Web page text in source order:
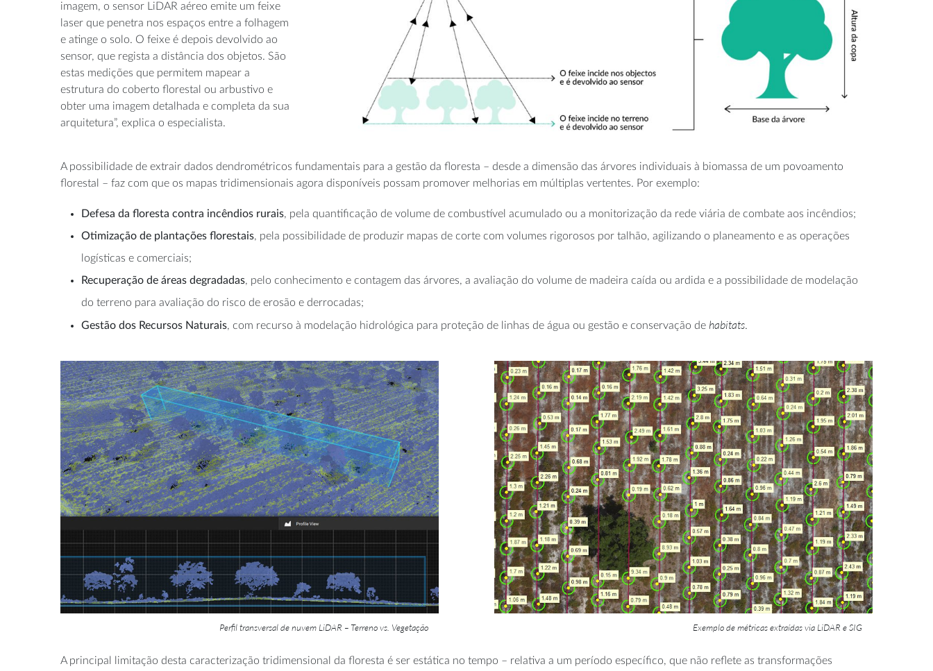
imagem, o sensor LiDAR aéreo emite um feixe
laser que penetra nos espaços entre a folhagem
e atinge o solo. O feixe é depois devolvido ao
sensor, que regista a distância dos objetos. São
estas medições que permitem mapear a
estrutura do coberto florestal ou arbustivo e
obter uma imagem detalhada e completa da sua
arquitetura”, explica o especialista.
A possibilidade de extrair dados dendrométricos fundamentais para a gestão da floresta – desde a dimensão das árvores individuais à biomassa de um povoamento
florestal – faz com que os mapas tridimensionais agora disponíveis possam promover melhorias em múltiplas vertentes. Por exemplo:
Defesa da floresta contra incêndios rurais, pela quantificação de volume de combustível acumulado ou a monitorização da rede viária de combate aos incêndios;
Otimização de plantações florestais, pela possibilidade de produzir mapas de corte com volumes rigorosos por talhão, agilizando o planeamento e as operações
logísticas e comerciais;
Recuperação de áreas degradadas, pelo conhecimento e contagem das árvores, a avaliação do volume de madeira caída ou ardida e a possibilidade de modelação
do terreno para avaliação do risco de erosão e derrocadas;
Gestão dos Recursos Naturais, com recurso à modelação hidrológica para proteção de linhas de água ou gestão e conservação de habitats.
Perfil transversal de nuvem LiDAR – Terreno vs. Vegetação Exemplo de métricas extraídas via LiDAR e SIG
A principal limitação desta caracterização tridimensional da floresta é ser estática no tempo – relativa a um período específico, que não reflete as transformações